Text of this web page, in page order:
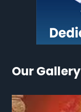
Our Gallery